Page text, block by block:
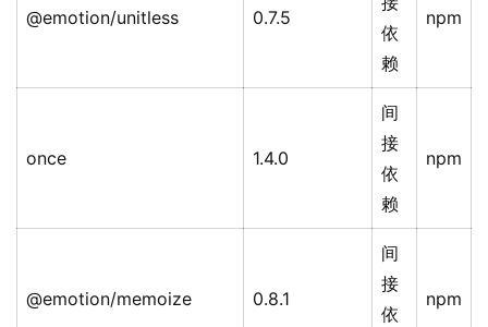
@emotion/unitless 0.7.5
依
赖
npm
once 1.4.0
间
接
依
赖
npm
@emotion/memoize 0.8.1
间
接
依
npm